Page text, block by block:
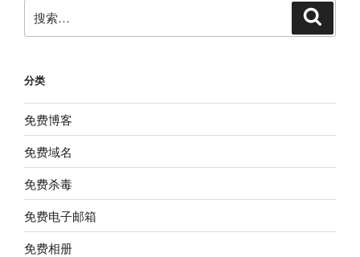
索：
分类
免费博客
免费域名
免费杀毒
免费电子邮箱
免费相册